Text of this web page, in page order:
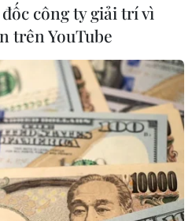
công ty giải trí vì
trên YouTube